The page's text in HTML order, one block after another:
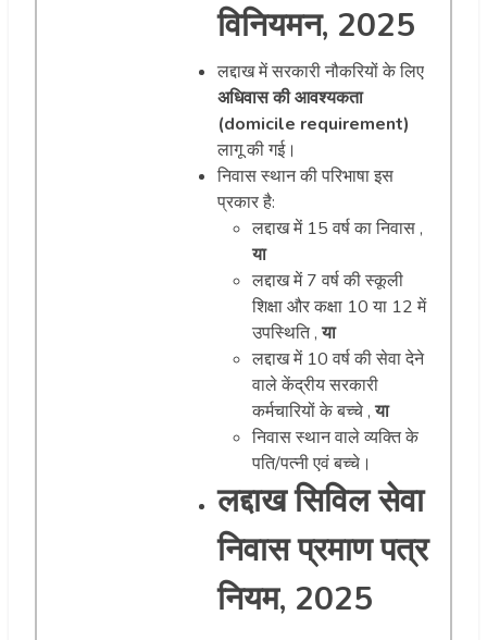
विनियमन, 2025
लद्दाख में सरकारी नौकरियों के लिए
अधिवास की आवश्यकता
(domicile requirement)
लागू की गई।
निवास स्थान की परिभाषा इस
प्रकार है:
लद्दाख में 15 वर्ष का निवास ,
या
लद्दाख में 7 वर्ष की स्कूली
शिक्षा और कक्षा 10 या 12 में
उपस्थिति ,या
लद्दाख में 10 वर्ष की सेवा देने
वाले केंद्रीय सरकारी
कर्मचारियों के बच्चे ,या
निवास स्थान वाले व्यक्ति के
पति/पत्नी एवं बच्चे।
लद्दाख सिविल सेवा
निवास प्रमाण पत्र
नियम, 2025